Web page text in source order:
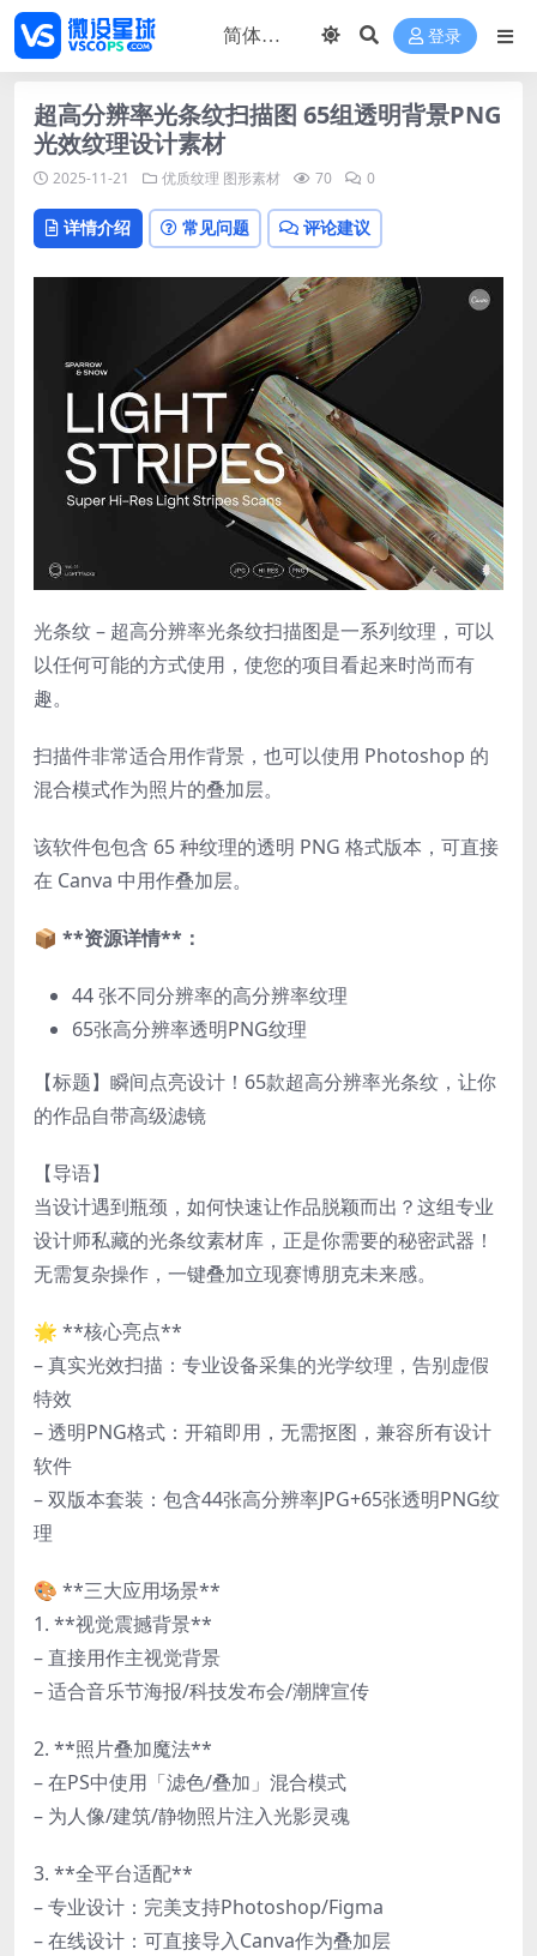
登录
超高分辨率光条纹扫描图 65组透明背景PNG
光效纹理设计素材
2025-11-21 优质纹理 图形素材 70 0
详情介绍 常见问题 评论建议
光条纹 – 超高分辨率光条纹扫描图是一系列纹理，可以
以任何可能的方式使用，使您的项目看起来时尚而有
趣。
扫描件非常适合用作背景，也可以使用 Photoshop 的
混合模式作为照片的叠加层。
该软件包包含 65 种纹理的透明 PNG 格式版本，可直接
在 Canva 中用作叠加层。
📦 **资源详情**：
44 张不同分辨率的高分辨率纹理
65张高分辨率透明PNG纹理
【标题】瞬间点亮设计！65款超高分辨率光条纹，让你
的作品自带高级滤镜
【导语】
当设计遇到瓶颈，如何快速让作品脱颖而出？这组专业
设计师私藏的光条纹素材库，正是你需要的秘密武器！
无需复杂操作，一键叠加立现赛博朋克未来感。
🌟 **核心亮点**
– 真实光效扫描：专业设备采集的光学纹理，告别虚假
特效
– 透明PNG格式：开箱即用，无需抠图，兼容所有设计
软件
– 双版本套装：包含44张高分辨率JPG+65张透明PNG纹
理
🎨 **三大应用场景**
1. **视觉震撼背景**
– 直接用作主视觉背景
– 适合音乐节海报/科技发布会/潮牌宣传
2. **照片叠加魔法**
– 在PS中使用「滤色/叠加」混合模式
– 为人像/建筑/静物照片注入光影灵魂
3. **全平台适配**
– 专业设计：完美支持Photoshop/Figma
– 在线设计：可直接导入Canva作为叠加层